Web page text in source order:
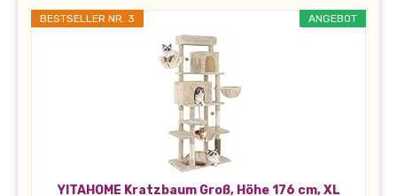
ANGEBOT
BESTSELLER NR. 3
YITAHOME Kratzbaum Groß, Höhe 176 cm, XL